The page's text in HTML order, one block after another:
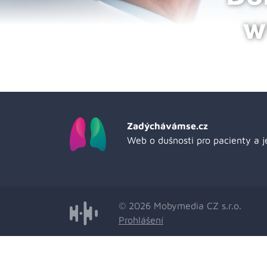
Zadýchávámse.cz
Web o dušnosti pro pacienty a
© 2026 Mobymedia CZ s.r.o.
Prohlášení